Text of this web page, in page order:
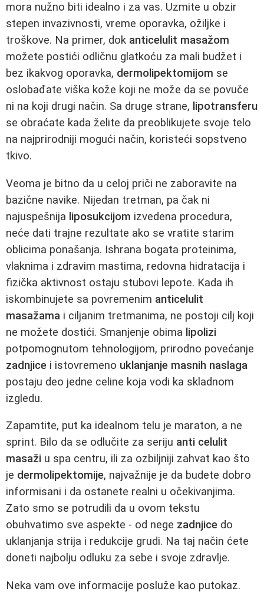
mora nužno biti idealno i za vas. Uzmite u obzir
stepen invazivnosti, vreme oporavka, ožiljke i
troškove. Na primer, dok anticelulit masažom
možete postići odličnu glatkoću za mali budžet i
bez ikakvog oporavka, dermolipektomijom se
oslobađate viška kože koji ne može da se povuče
ni na koji drugi način. Sa druge strane, lipotransferu
se obraćate kada želite da preoblikujete svoje telo
na najprirodniji mogući način, koristeći sopstveno
tkivo.
Veoma je bitno da u celoj priči ne zaboravite na
bazične navike. Nijedan tretman, pa čak ni
najuspešnija liposukcijom izvedena procedura,
neće dati trajne rezultate ako se vratite starim
oblicima ponašanja. Ishrana bogata proteinima,
vlaknima i zdravim mastima, redovna hidratacija i
fizička aktivnost ostaju stubovi lepote. Kada ih
iskombinujete sa povremenim anticelulit
masažama i ciljanim tretmanima, ne postoji cilj koji
ne možete dostići. Smanjenje obima lipolizi
potpomognutom tehnologijom, prirodno povećanje
zadnjice i istovremeno uklanjanje masnih naslaga
postaju deo jedne celine koja vodi ka skladnom
izgledu.
Zapamtite, put ka idealnom telu je maraton, a ne
sprint. Bilo da se odlučite za seriju anti celulit
masaži u spa centru, ili za ozbiljniji zahvat kao što
je dermolipektomije, najvažnije je da budete dobro
informisani i da ostanete realni u očekivanjima.
Zato smo se potrudili da u ovom tekstu
obuhvatimo sve aspekte - od nege zadnjice do
uklanjanja strija i redukcije grudi. Na taj način ćete
doneti najbolju odluku za sebe i svoje zdravlje.
Neka vam ove informacije posluže kao putokaz.